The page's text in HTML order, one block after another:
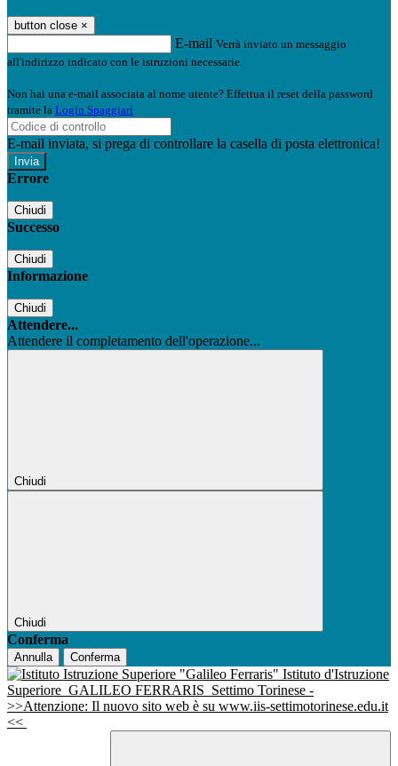
button close ×
E-mail Verrà inviato un messaggio
all'indirizzo indicato con le istruzioni necessarie.
Non hai una e-mail associata al nome utente? Effettua il reset della password
tramite la Login Spaggiari
E-mail inviata, si prega di controllare la casella di posta elettronica!
Errore
Chiudi
Successo
Chiudi
Informazione
Chiudi
Attendere...
Attendere il completamento dell'operazione...
Chiudi
Chiudi
Conferma
Annulla Conferma
Istituto d'Istruzione
Superiore GALILEO FERRARIS Settimo Torinese -
>>Attenzione: Il nuovo sito web è su www.iis-settimotorinese.edu.it
<<